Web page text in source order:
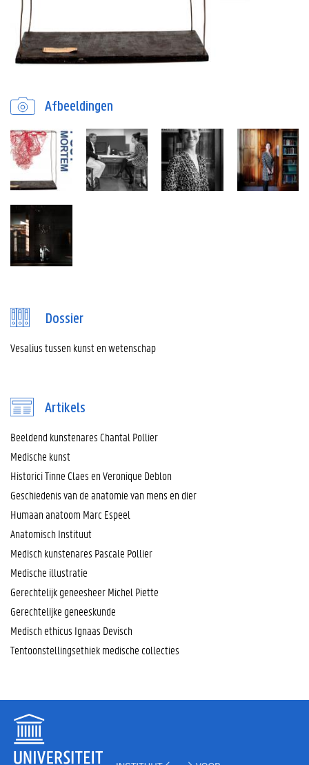
Afbeeldingen
Dossier
Vesalius tussen kunst en wetenschap
Artikels
Beeldend kunstenares Chantal Pollier
Medische kunst
Historici Tinne Claes en Veronique Deblon
Geschiedenis van de anatomie van mens en dier
Humaan anatoom Marc Espeel
Anatomisch Instituut
Medisch kunstenares Pascale Pollier
Medische illustratie
Gerechtelijk geneesheer Michel Piette
Gerechtelijke geneeskunde
Medisch ethicus Ignaas Devisch
Tentoonstellingsethiek medische collecties